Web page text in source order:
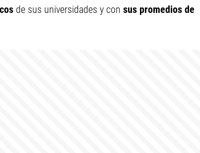
de sus universidades y con sus promedios de